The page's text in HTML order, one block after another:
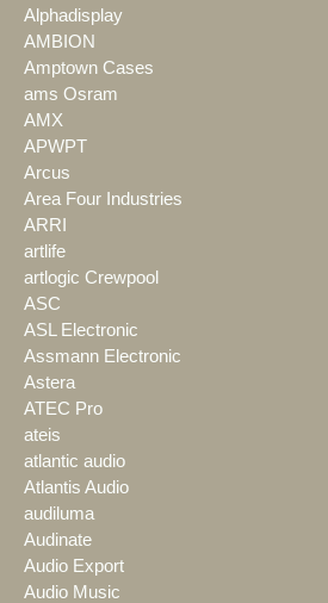
Alphadisplay
AMBION
Amptown Cases
ams Osram
AMX
APWPT
Arcus
Area Four Industries
ARRI
artlife
artlogic Crewpool
ASC
ASL Electronic
Assmann Electronic
Astera
ATEC Pro
ateis
atlantic audio
Atlantis Audio
audiluma
Audinate
Audio Export
Audio Music